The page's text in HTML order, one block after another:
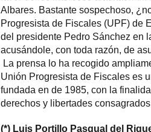
Albares. Bastante sospechoso,
Progresista de Fiscales (UPF) de
del presidente Pedro Sánchez en
acusándole, con toda razón, de
La prensa lo ha recogido
Unión Progresista de Fiscales es
fundada en de 1985, con la
derechos y libertades
(*) Luis Portillo Pasqual del